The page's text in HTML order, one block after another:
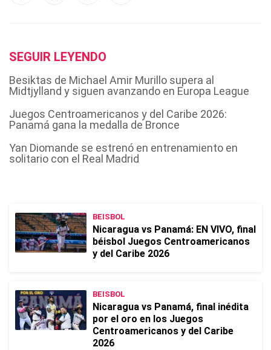
SEGUIR LEYENDO
Besiktas de Michael Amir Murillo supera al
Midtjylland y siguen avanzando en Europa League
Juegos Centroamericanos y del Caribe 2026:
Panamá gana la medalla de Bronce
Yan Diomande se estrenó en entrenamiento en
solitario con el Real Madrid
BEISBOL
Nicaragua vs Panamá: EN VIVO, final
béisbol Juegos Centroamericanos
y del Caribe 2026
BEISBOL
Nicaragua vs Panamá, final inédita
por el oro en los Juegos
Centroamericanos y del Caribe
2026